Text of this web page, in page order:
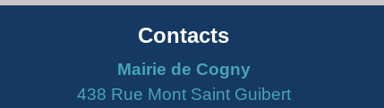
Contacts
Mairie de Cogny
438 Rue Mont Saint Guibert